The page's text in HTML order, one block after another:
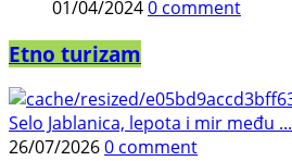
01/04/20240 comment
Etno turizam
Selo Jablanica, lepota i mir među ...
26/07/20260 comment